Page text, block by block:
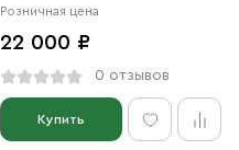
Розничная цена
22 000 ₽
0 отзывов
Купить